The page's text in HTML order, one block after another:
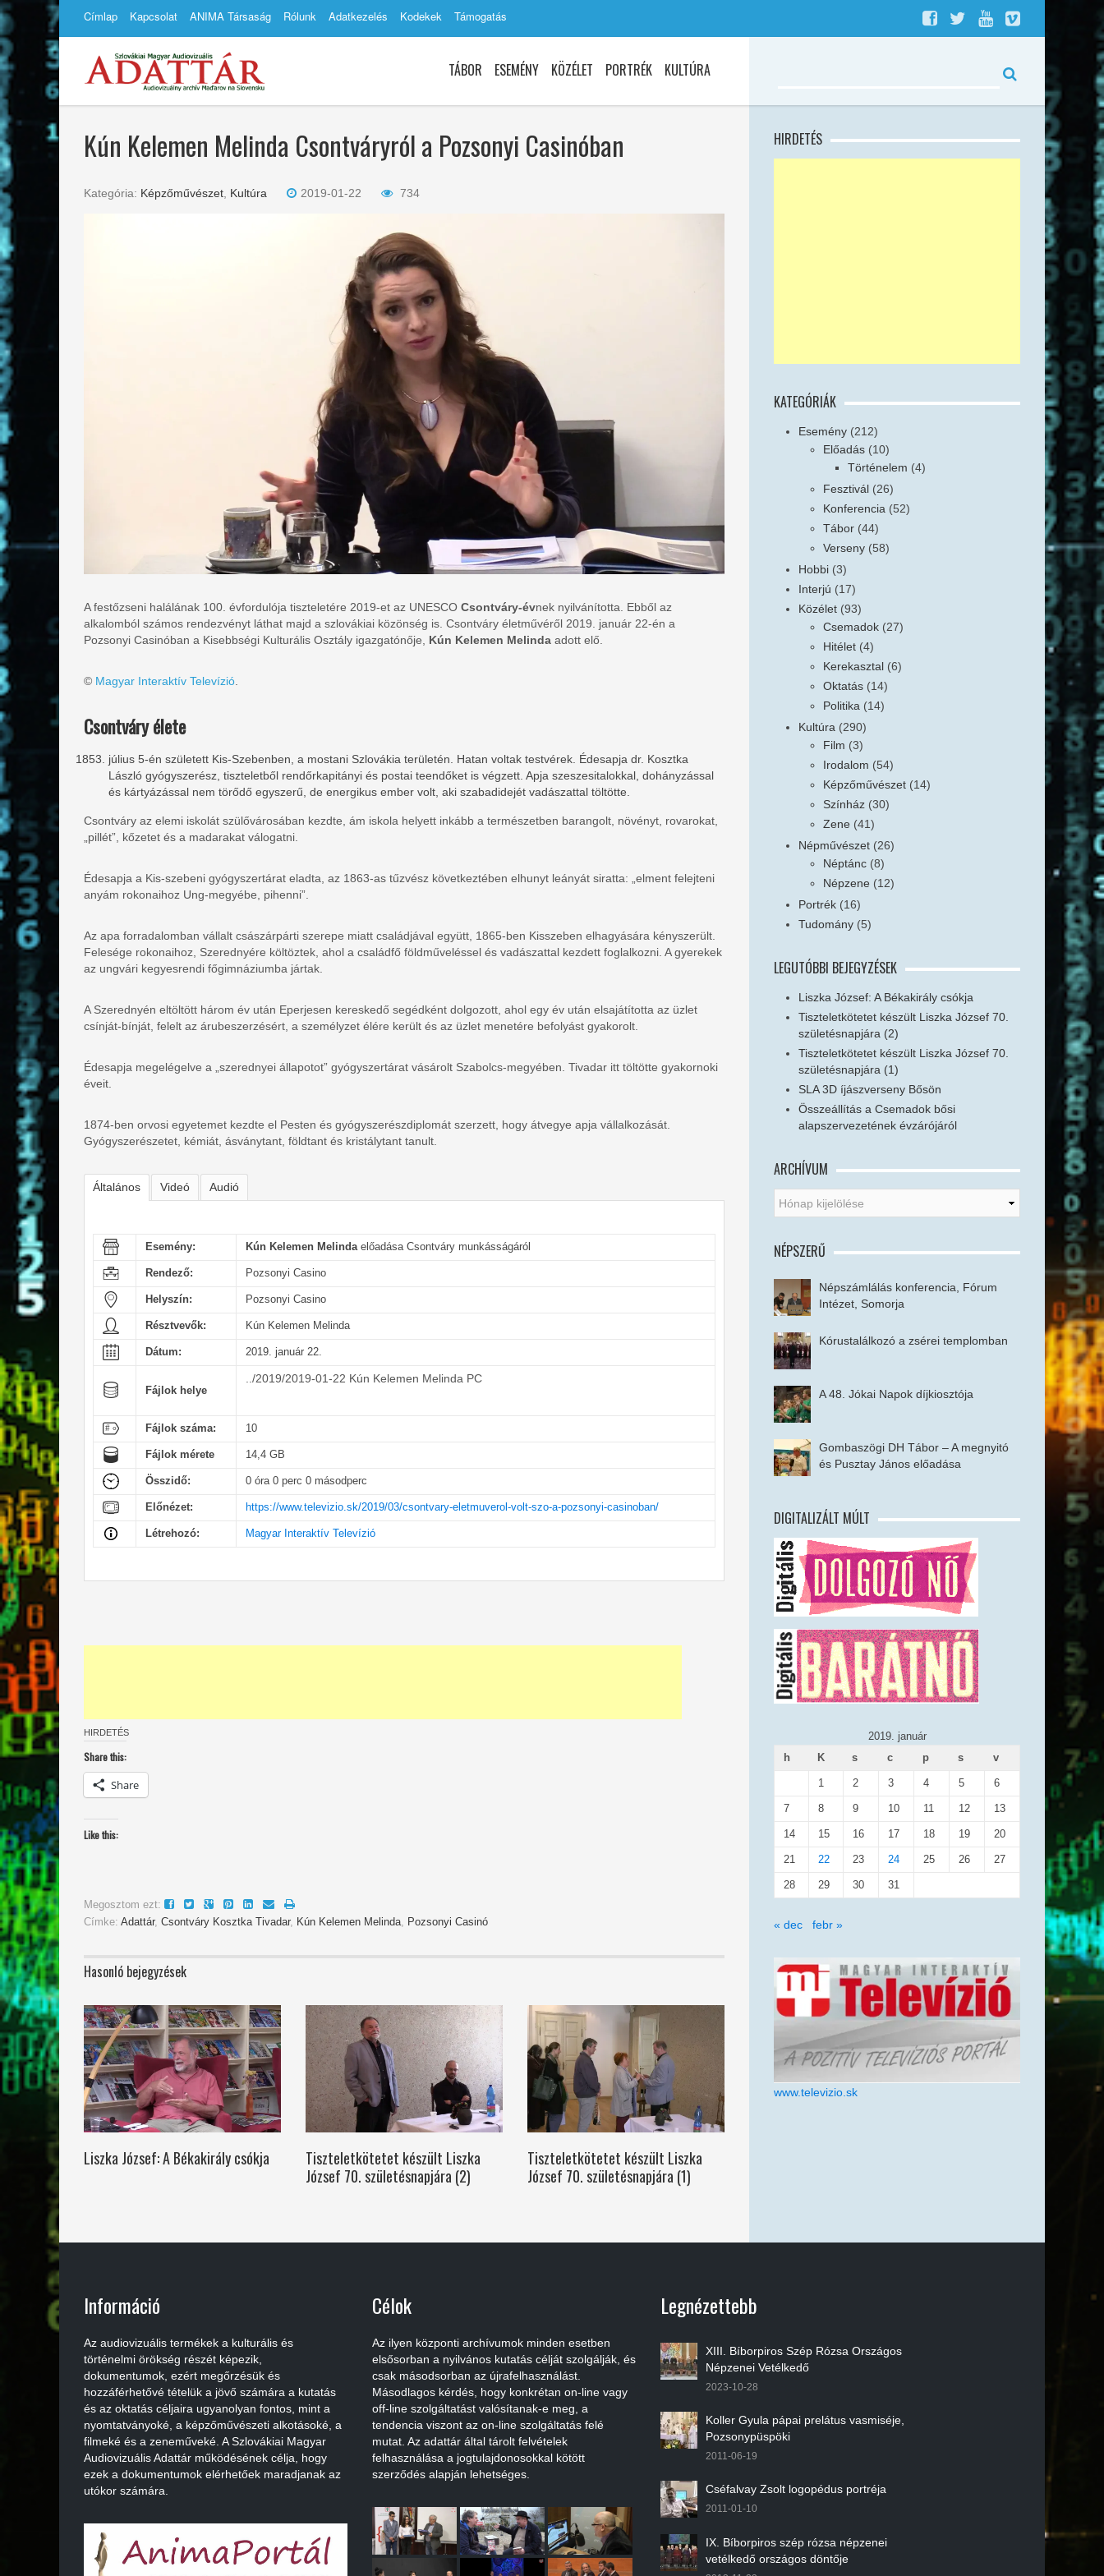
Címlap Kapcsolat ANIMA Társaság Rólunk Adatkezelés Kodekek Támogatás
TÁBOR ESEMÉNY KÖZÉLET PORTRÉK KULTÚRA
Kún Kelemen Melinda Csontváryról a Pozsonyi Casinóban
Kategória: Képzőművészet Kultúra 2019-01-22 734
A festőzseni halálának 100. évfordulója tiszteletére 2019-et az UNESCO Csontváry-évnek nyilvánította. Ebből az
alkalomból számos rendezvényt láthat majd a szlovákiai közönség is. Csontváry életművéről 2019. január 22-én a
Pozsonyi Casinóban a Kisebbségi Kulturális Osztály igazgatónője,
Kún Kelemen Melinda adott elő.
© Magyar Interaktív Televízió
Csontváry élete
július 5-én született Kis-Szebenben, a mostani Szlovákia területén. Hatan voltak testvérek. Édesapja dr. Kosztka
László gyógyszerész, tiszteletből rendőrkapitányi és postai teendőket is végzett. Apja szeszesitalokkal, dohányzással
és kártyázással nem törődő egyszerű, de energikus ember volt, aki szabadidejét vadászattal töltötte.
Csontváry az elemi iskolát szülővárosában kezdte, ám iskola helyett inkább a természetben barangolt, növényt, rovarokat,
„pillét”, kőzetet és a madarakat válogatni.
Édesapja a Kis-szebeni gyógyszertárat eladta, az 1863-as tűzvész következtében elhunyt leányát siratta: „elment felejteni
anyám rokonaihoz Ung-megyébe, pihenni”.
Az apa forradalomban vállalt császárpárti szerepe miatt családjával együtt, 1865-ben Kisszeben elhagyására kényszerült.
Felesége rokonaihoz, Szerednyére költöztek, ahol a családfő földműveléssel és vadászattal kezdett foglalkozni. A gyerekek
az ungvári kegyesrendi főgimnáziumba jártak.
A Szerednyén eltöltött három év után Eperjesen kereskedő segédként dolgozott, ahol egy év után elsajátította az üzlet
csínját-bínját, felelt az árubeszerzésért, a személyzet élére került és az üzlet menetére befolyást gyakorolt.
Édesapja megelégelve a „szerednyei állapotot” gyógyszertárat vásárolt Szabolcs-megyében. Tivadar itt töltötte gyakornoki
éveit.
1874-ben orvosi egyetemet kezdte el Pesten és gyógyszerészdiplomát szerzett, hogy átvegye apja vállalkozását.
Gyógyszerészetet, kémiát, ásványtant, földtant és kristálytant tanult.
Általános Videó Audió
Esemény: Kún Kelemen Melinda előadása Csontváry munkásságáról
Rendező: Pozsonyi Casino
Helyszín: Pozsonyi Casino
Résztvevők: Kún Kelemen Melinda
Dátum: 2019. január 22.
Fájlok helye
../2019/2019-01-22 Kún Kelemen Melinda PC
Fájlok száma: 10
Fájlok mérete 14,4 GB
Összidő: 0 óra 0 perc 0 másodperc
Előnézet: https://www.televizio.sk/2019/03/csontvary-eletmuverol-volt-szo-a-pozsonyi-casinoban/
Létrehozó: Magyar Interaktív Televízió
HIRDETÉS
Share this:
Share
Like this:
Megosztom ezt:
Címke: Adattár, Csontváry Kosztka Tivadar, Kún Kelemen Melinda Pozsonyi Casinó
Hasonló bejegyzések
Liszka József: A Békakirály csókja
Tiszteletkötetet készült Liszka
József 70. születésnapjára (2)
Tiszteletkötetet készült Liszka
József 70. születésnapjára (1)
HIRDETÉS
KATEGÓRIÁK
Esemény (212)
Előadás (10)
Történelem (4)
Fesztivál (26)
Konferencia (52)
Tábor (44)
Verseny (58)
Hobbi (3)
Interjú (17)
Közélet (93)
Csemadok (27)
Hitélet (4)
Kerekasztal (6)
Oktatás (14)
Politika (14)
Kultúra (290)
Film (3)
Irodalom (54)
Képzőművészet (14)
Színház (30)
Zene (41)
Népművészet (26)
Néptánc (8)
Népzene (12)
Portrék (16)
Tudomány (5)
LEGUTÓBBI BEJEGYZÉSEK
Liszka József: A Békakirály csókja
Tiszteletkötetet készült Liszka József 70.
születésnapjára (2)
Tiszteletkötetet készült Liszka József 70.
születésnapjára (1)
SLA 3D íjászverseny Bősön
Összeállítás a Csemadok bősi
alapszervezetének évzárójáról
ARCHÍVUM
NÉPSZERŰ
Népszámlálás konferencia, Fórum
Intézet, Somorja
Kórustalálkozó a zsérei templomban
A 48. Jókai Napok díjkiosztója
Gombaszögi DH Tábor – A megnyitó
és Pusztay János előadása
DIGITALIZÁLT MÚLT
2019. január
h
K s c p s v
1 2 3 4 5 6
7 8 9 10 11 12 13
14 15 16 17 18 19 20
21 22 23 24 25 26 27
28 29 30 31
« dec febr »
www.televizio.sk
Információ
Az audiovizuális termékek a kulturális és
történelmi örökség részét képezik,
dokumentumok, ezért megőrzésük és
hozzáférhetővé tételük a jövő számára a kutatás
és az oktatás céljaira ugyanolyan fontos, mint a
nyomtatványoké, a képzőművészeti alkotásoké, a
filmeké és a zeneműveké. A Szlovákiai Magyar
Audiovizuális Adattár működésének célja, hogy
ezek a dokumentumok elérhetőek maradjanak az
utókor számára.
Célok
Az ilyen központi archívumok minden esetben
elsősorban a nyilvános kutatás célját szolgálják, és
csak másodsorban az újrafelhasználást.
Másodlagos kérdés, hogy konkrétan on-line vagy
off-line szolgáltatást valósítanak-e meg, a
tendencia viszont az on-line szolgáltatás felé
mutat. Az adattár által tárolt felvételek
felhasználása a jogtulajdonosokkal kötött
szerződés alapján lehetséges.
Legnézettebb
XIII. Bíborpiros Szép Rózsa Országos
Népzenei Vetélkedő
2023-10-28
Koller Gyula pápai prelátus vasmiséje,
Pozsonypüspöki
2011-06-19
Cséfalvay Zsolt logopédus portréja
2011-01-10
IX. Bíborpiros szép rózsa népzenei
vetélkedő országos döntője